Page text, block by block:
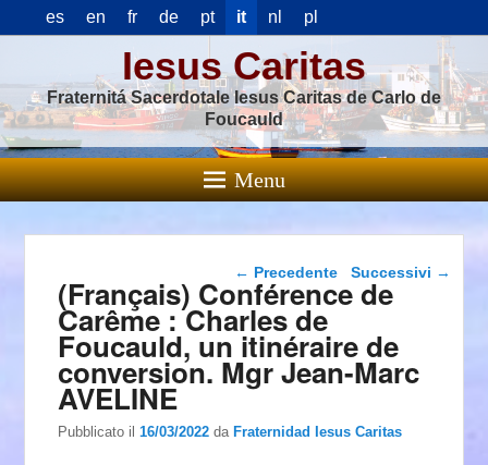
es en fr de pt it nl pl
Iesus Caritas
Fraternitá Sacerdotale Iesus Caritas de Carlo de
Foucauld
Menu
Navigazione articolo
← Precedente Successivi →
(Français) Conférence de
Carême : Charles de
Foucauld, un itinéraire de
conversion. Mgr Jean-Marc
AVELINE
Pubblicato il16/03/2022 daFraternidad Iesus Caritas